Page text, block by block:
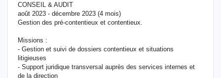
CONSEIL & AUDIT
août 2023 - décembre 2023 (4 mois)
Gestion des pré-contentieux et contentieux.
Missions :
- Gestion et suivi de dossiers contentieux et situations
litigieuses
- Support juridique transversal auprès des services internes et
de la direction